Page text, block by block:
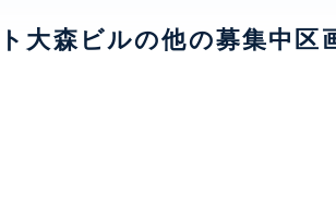
大森ビルの他の募集中区